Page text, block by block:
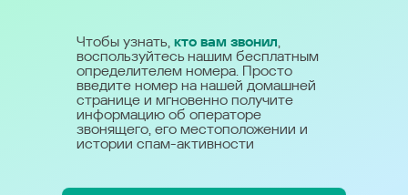
Чтобы узнать, кто вам звонил,
воспользуйтесь нашим бесплатным
определителем номера. Просто
введите номер на нашей домашней
странице и мгновенно получите
информацию об операторе
звонящего, его местоположении и
истории спам-активности